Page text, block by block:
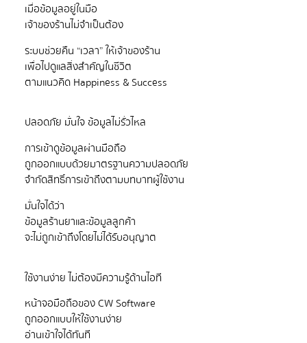
เมื่อข้อมูลอยู่ในมือ
เจ้าของร้านไม่จำเป็นต้อง
ระบบช่วยคืน “เวลา” ให้เจ้าของร้าน
เพื่อไปดูแลสิ่งสำคัญในชีวิต
การเข้าดูข้อมูลผ่านมือถือ
ถูกออกแบบด้วยมาตรฐานความปลอดภัย
มั่นใจได้ว่า
ข้อมูลร้านยาและข้อมูลลูกค้า
หน้าจอมือถือของ CW Software
ถูกออกแบบให้ใช้งานง่าย
อ่านเข้าใจได้ทันที